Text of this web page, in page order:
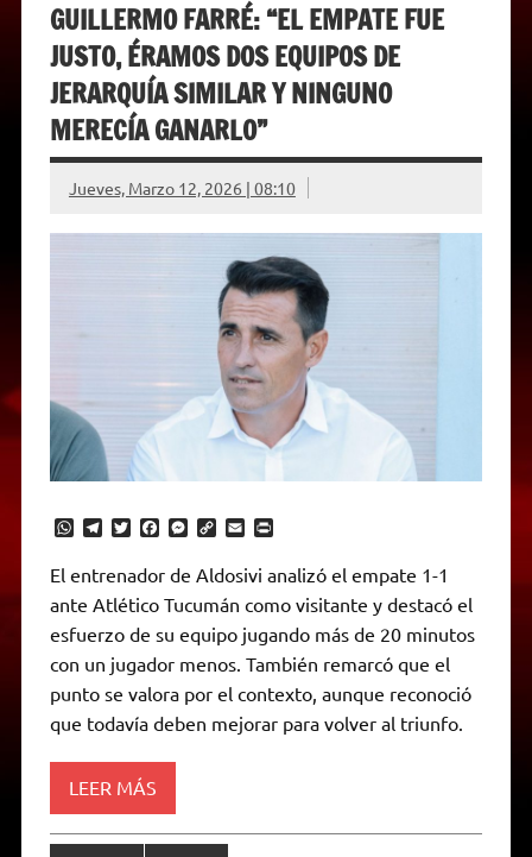
GUILLERMO FARRÉ: “EL EMPATE FUE
JUSTO, ÉRAMOS DOS EQUIPOS DE
JERARQUÍA SIMILAR Y NINGUNO
MERECÍA GANARLO”
Jueves, Marzo 12, 2026 | 08:10
W
t
s
A
p
p
T
e
g
a
m
T
t
t
e
r
F
e
b
o
k
M
s
e
g
e
C
p
y
L
n
k
E
a
i
l
P
n
t
r
i
n
d
l
El entrenador de Aldosivi analizó el empate 1-1
ante Atlético Tucumán como visitante y destacó el
esfuerzo de su equipo jugando más de 20 minutos
con un jugador menos. También remarcó que el
punto se valora por el contexto, aunque reconoció
que todavía deben mejorar para volver al triunfo.
LEER MÁS